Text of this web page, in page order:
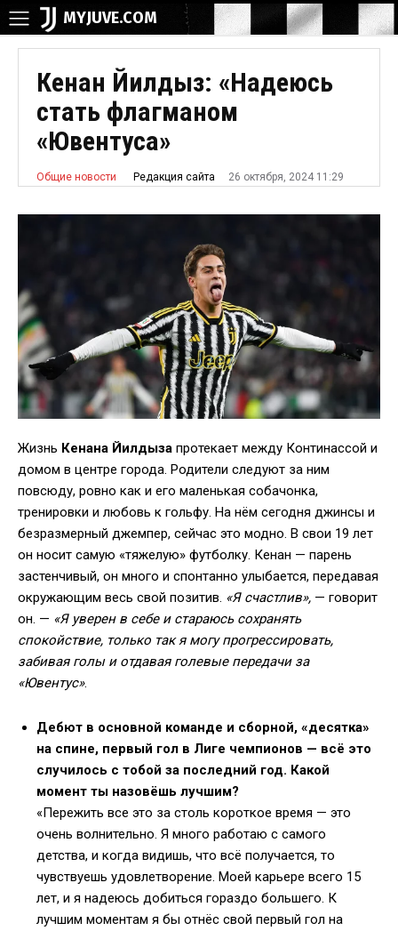
MYJUVE.COM
Кенан Йилдыз: «Надеюсь
стать флагманом
«Ювентуса»
Общие новости Редакция сайта 26 октября, 2024 11:29
Жизнь Кенана Йилдыза протекает между Континассой и
домом в центре города. Родители следуют за ним
повсюду, ровно как и его маленькая собачонка,
тренировки и любовь к гольфу. На нём сегодня джинсы и
безразмерный джемпер, сейчас это модно. В свои 19 лет
он носит самую «тяжелую» футболку. Кенан — парень
застенчивый, он много и спонтанно улыбается, передавая
окружающим весь свой позитив. «Я счастлив», — говорит
он. — «Я уверен в себе и стараюсь сохранять
спокойствие, только так я могу прогрессировать,
забивая голы и отдавая голевые передачи за
«Ювентус».
Дебют в основной команде и сборной, «десятка»
на спине, первый гол в Лиге чемпионов — всё это
случилось с тобой за последний год. Какой
момент ты назовёшь лучшим?
«Пережить все это за столь короткое время — это
очень волнительно. Я много работаю с самого
детства, и когда видишь, что всё получается, то
чувствуешь удовлетворение. Моей карьере всего 15
лет, и я надеюсь добиться гораздо большего. К
лучшим моментам я бы отнёс свой первый гол на